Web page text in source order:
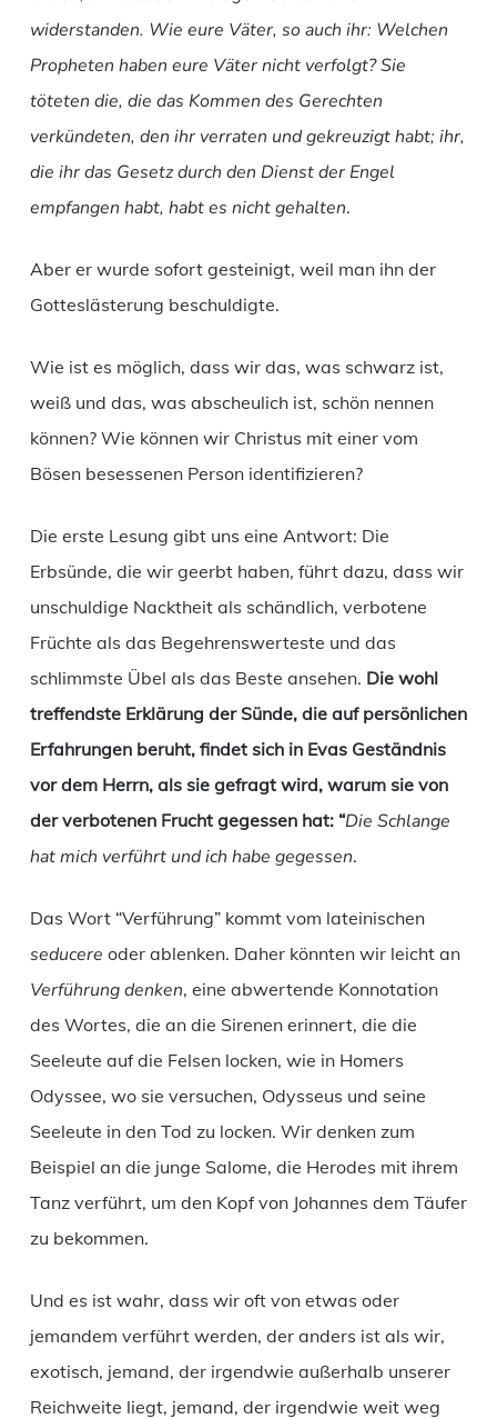
widerstanden. Wie eure Väter, so auch ihr: Welchen
Propheten haben eure Väter nicht verfolgt? Sie
töteten die, die das Kommen des Gerechten
verkündeten, den ihr verraten und gekreuzigt habt; ihr,
die ihr das Gesetz durch den Dienst der Engel
empfangen habt, habt es nicht gehalten.
Aber er wurde sofort gesteinigt, weil man ihn der
Gotteslästerung beschuldigte.
Wie ist es möglich, dass wir das, was schwarz ist,
weiß und das, was abscheulich ist, schön nennen
können? Wie können wir Christus mit einer vom
Bösen besessenen Person identifizieren?
Die erste Lesung gibt uns eine Antwort: Die
Erbsünde, die wir geerbt haben, führt dazu, dass wir
unschuldige Nacktheit als schändlich, verbotene
Früchte als das Begehrenswerteste und das
schlimmste Übel als das Beste ansehen. Die wohl
treffendste Erklärung der Sünde, die auf persönlichen
Erfahrungen beruht, findet sich in Evas Geständnis
vor dem Herrn, als sie gefragt wird, warum sie von
der verbotenen Frucht gegessen hat: “Die Schlange
hat mich verführt und ich habe gegessen.
Das Wort “Verführung” kommt vom lateinischen
seducere oder ablenken. Daher könnten wir leicht an
Verführung denken, eine abwertende Konnotation
des Wortes, die an die Sirenen erinnert, die die
Seeleute auf die Felsen locken, wie in Homers
Odyssee, wo sie versuchen, Odysseus und seine
Seeleute in den Tod zu locken. Wir denken zum
Beispiel an die junge Salome, die Herodes mit ihrem
Tanz verführt, um den Kopf von Johannes dem Täufer
zu bekommen.
Und es ist wahr, dass wir oft von etwas oder
jemandem verführt werden, der anders ist als wir,
exotisch, jemand, der irgendwie außerhalb unserer
Reichweite liegt, jemand, der irgendwie weit weg